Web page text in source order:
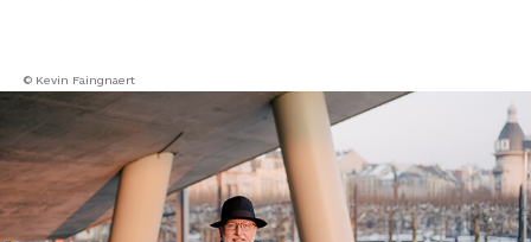
© Kevin Faingnaert